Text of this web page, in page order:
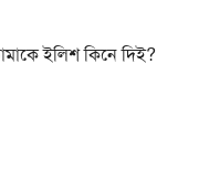
ইলিশ কিনে দিই?